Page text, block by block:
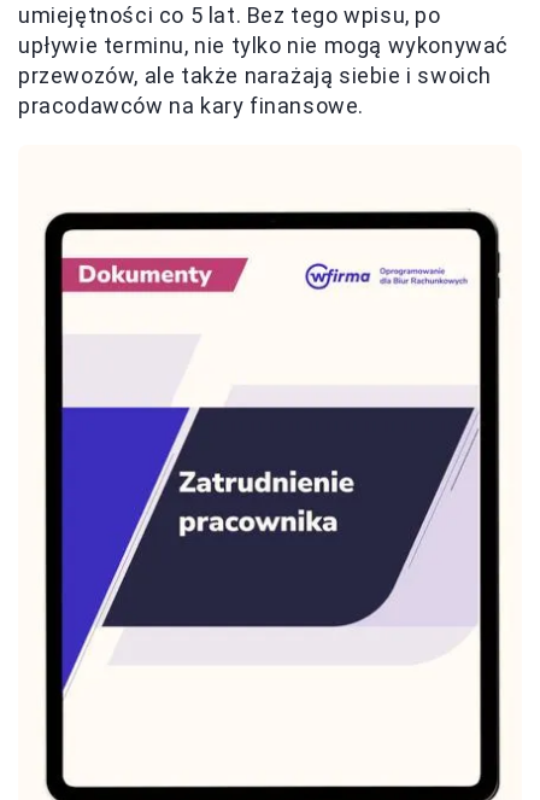
umiejętności co 5 lat. Bez tego wpisu, po
upływie terminu, nie tylko nie mogą wykonywać
przewozów, ale także narażają siebie i swoich
pracodawców na kary finansowe.